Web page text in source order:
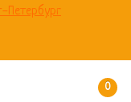
0 товар(ов) - 0 руб.